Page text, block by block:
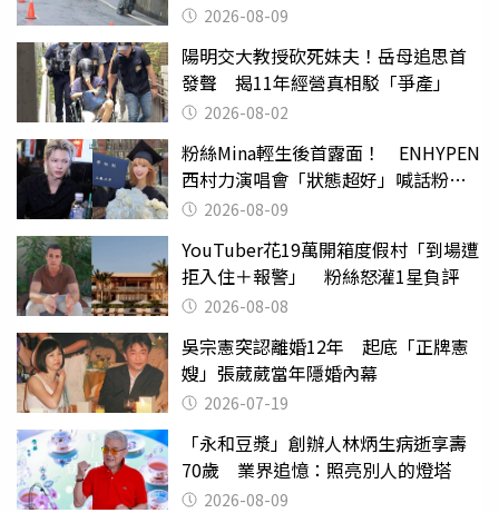
2026-08-09
陽明交大教授砍死妹夫！岳母追思首
發聲 揭11年經營真相駁「爭產」
2026-08-02
粉絲Mina輕生後首露面！ ENHYPEN
西村力演唱會「狀態超好」喊話粉
絲：我們心意相通
2026-08-09
YouTuber花19萬開箱度假村「到場遭
拒入住＋報警」 粉絲怒灌1星負評
2026-08-08
吳宗憲突認離婚12年 起底「正牌憲
嫂」張葳葳當年隱婚內幕
2026-07-19
「永和豆漿」創辦人林炳生病逝享壽
70歲 業界追憶：照亮別人的燈塔
2026-08-09